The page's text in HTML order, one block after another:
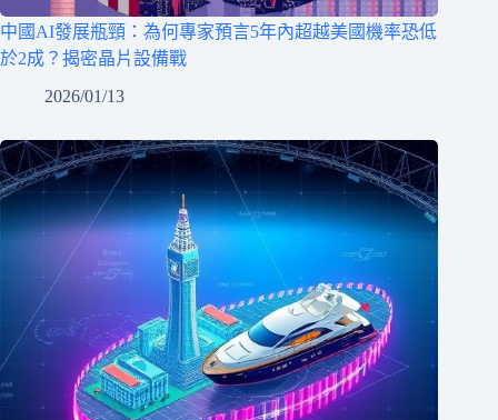
中國AI發展瓶頸：為何專家預言5年內超越美國機率恐低
於2成？揭密晶片設備戰
2026/01/13